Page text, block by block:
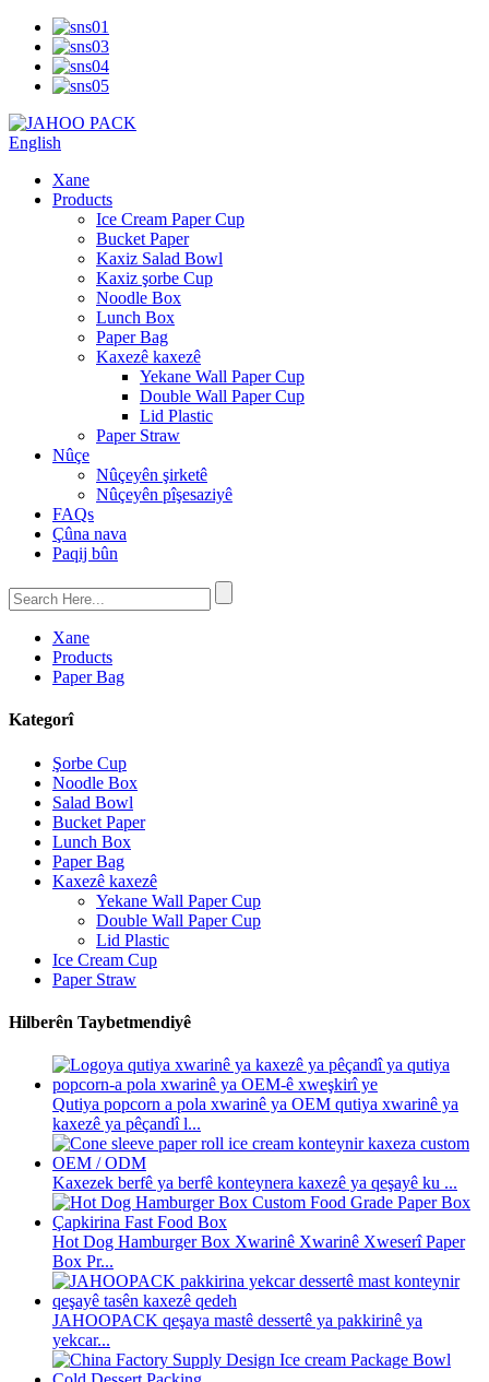
English
Xane
Products
Ice Cream Paper Cup
Bucket Paper
Kaxiz Salad Bowl
Kaxiz şorbe Cup
Noodle Box
Lunch Box
Paper Bag
Kaxezê kaxezê
Yekane Wall Paper Cup
Double Wall Paper Cup
Lid Plastic
Paper Straw
Nûçe
Nûçeyên şirketê
Nûçeyên pîşesaziyê
FAQs
Çûna nava
Paqij bûn
Xane
Products
Paper Bag
Kategorî
Şorbe Cup
Noodle Box
Salad Bowl
Bucket Paper
Lunch Box
Paper Bag
Kaxezê kaxezê
Yekane Wall Paper Cup
Double Wall Paper Cup
Lid Plastic
Ice Cream Cup
Paper Straw
Hilberên Taybetmendiyê
Qutiya popcorn a pola xwarinê ya OEM qutiya xwarinê ya
kaxezê ya pêçandî l...
Kaxezek berfê ya berfê konteynera kaxezê ya qeşayê ku ...
Hot Dog Hamburger Box Xwarinê Xwarinê Xweserî Paper
Box Pr...
JAHOOPACK qeşaya mastê dessertê ya pakkirinê ya
yekcar...